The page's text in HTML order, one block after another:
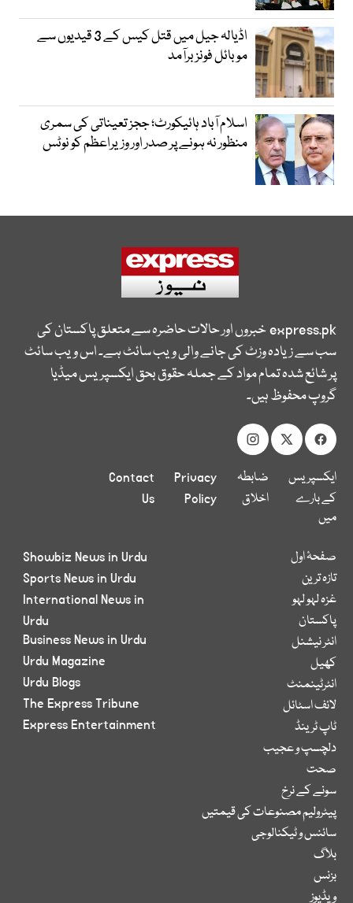
اڈیالہ جیل میں قتل کیس کے 3 قیدیوں سے
موبائل فونز برآمد
اسلام آباد ہائیکورٹ؛ ججز تعیناتی کی سمری
منظور نہ ہونے پر صدر اور وزیراعظم کو نوٹس
express.pkخبروں اور حالات حاضرہ سے متعلق پاکستان کی
سب سے زیادہ وزٹ کی جانے والی ویب سائٹ ہے۔ اس ویب سائٹ
پر شائع شدہ تمام مواد کے جملہ حقوق بحق ایکسپریس میڈیا
گروپ محفوظ ہیں۔
ایکسپریس
کے بارے
میں
ضابطہ
اخلاق
Privacy
Policy
Contact
Us
صفحۂ اول
تازہ ترین
غزہ لہو لہو
پاکستان
انٹر نیشنل
کھیل
انٹرٹینمنٹ
لائف اسٹائل
ٹاپ ٹرینڈ
دلچسپ و عجیب
صحت
سونے کے نرخ
پیٹرولیم مصنوعات کی قیمتیں
سائنس و ٹیکنالوجی
بلاگ
بزنس
ویڈیوز
Showbiz News in Urdu
Sports News in Urdu
International News in
Urdu
Business News in Urdu
Urdu Magazine
Urdu Blogs
The Express Tribune
Express Entertainment